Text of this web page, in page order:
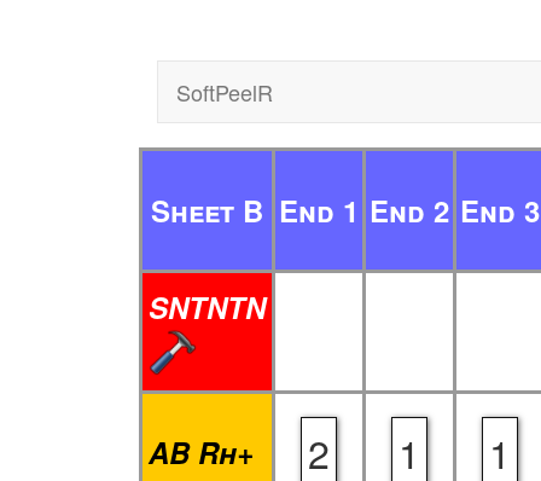
SoftPeelR
Sheet B End 1 End 2 End 3
SNTNTN
AB Rh+ 2 1 1